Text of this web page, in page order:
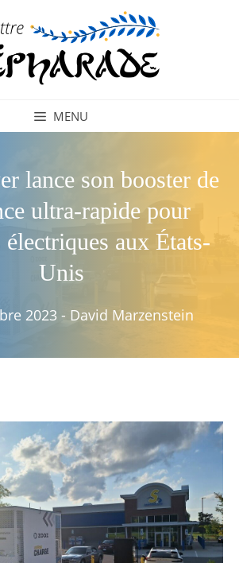
MENU
lance son booster de
ultra-rapide pour
aux États-
Unis
2023 - David Marzenstein